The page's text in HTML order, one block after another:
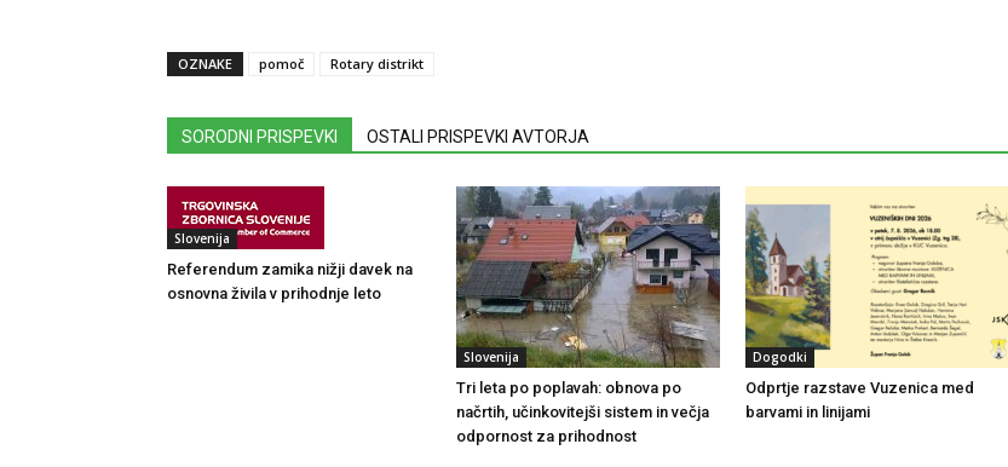
OZNAKE pomoč Rotary distrikt
SORODNI PRISPEVKI OSTALI PRISPEVKI AVTORJA
Slovenija
Referendum zamika nižji davek na
osnovna živila v prihodnje leto
Slovenija
Tri leta po poplavah: obnova po
načrtih, učinkovitejši sistem in večja
odpornost za prihodnost
Dogodki
Odprtje razstave Vuzenica med
barvami in linijami